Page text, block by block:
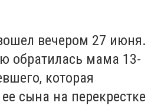
вечером 27 июня.
обратилась мама 13-
которая
сына на перекрестке